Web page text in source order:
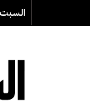
السبت 08 أغسطس 2026